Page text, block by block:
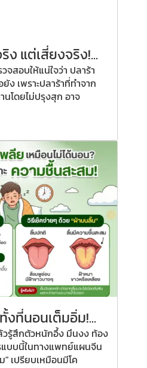
ง แต่เสี่ยงจริง!...
จสอบให้แน่ใจว่า ปลาร้า
ง เพราะปลาร้าที่ทำจาก
นโดยไม่ปรุงสุก อาจ
ทั้งที่นอนเต็มอิ่ม!...
วรู้สึกตัวหนักอึ้ง มึนงง ท้อง
แบบนี้ในทางแพทย์แผนจีน
" เปรียบเหมือนมีโค